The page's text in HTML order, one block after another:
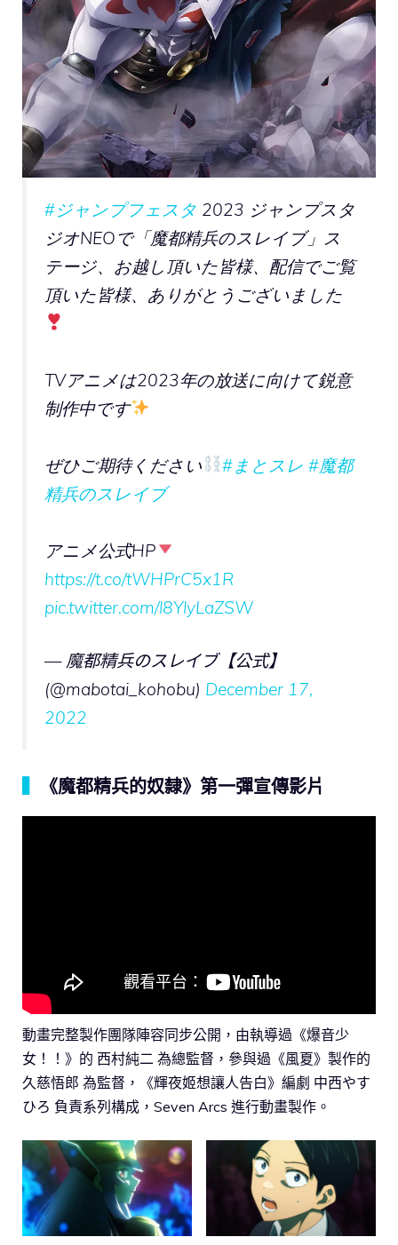
#ジャンプフェスタ 2023 ジャンプスタ
ジオNEOで「魔都精兵のスレイブ」ス
テージ、お越し頂いた皆様、配信でご覧
頂いた皆様、ありがとうございました
TVアニメは2023年の放送に向けて鋭意
制作中です
ぜひご期待ください #まとスレ #魔都
精兵のスレイブ
アニメ公式HP
https://t.co/tWHPrC5x1R
pic.twitter.com/l8YlyLaZSW
— 魔都精兵のスレイブ【公式】
(@mabotai_kohobu) December 17,
2022
《魔都精兵的奴隸》第一彈宣傳影片
動畫完整製作團隊陣容同步公開，由執導過《爆音少
女！！》的 西村純二 為總監督，參與過《風夏》製作的
久慈悟郎 為監督，《輝夜姬想讓人告白》編劇 中西やす
ひろ 負責系列構成，Seven Arcs 進行動畫製作。